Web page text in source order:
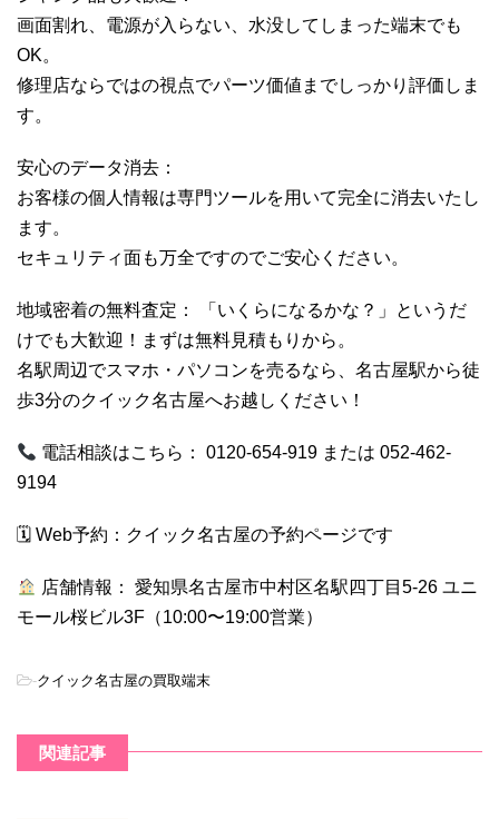
画面割れ、電源が入らない、水没してしまった端末でも
OK。
修理店ならではの視点でパーツ価値までしっかり評価しま
す。
安心のデータ消去：
お客様の個人情報は専門ツールを用いて完全に消去いたし
ます。
セキュリティ面も万全ですのでご安心ください。
地域密着の無料査定： 「いくらになるかな？」というだ
けでも大歓迎！まずは無料見積もりから。
名駅周辺でスマホ・パソコンを売るなら、名古屋駅から徒
歩3分のクイック名古屋へお越しください！
電話相談はこちら： 0120-654-919 または 052-462-
9194
🗓 Web予約： クイック名古屋の予約ページです
店舗情報： 愛知県名古屋市中村区名駅四丁目5-26 ユニ
モール桜ビル3F（10:00〜19:00営業）
-クイック名古屋の買取端末
関連記事